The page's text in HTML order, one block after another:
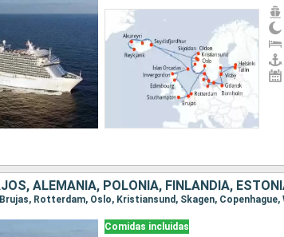
Comidas incluidas